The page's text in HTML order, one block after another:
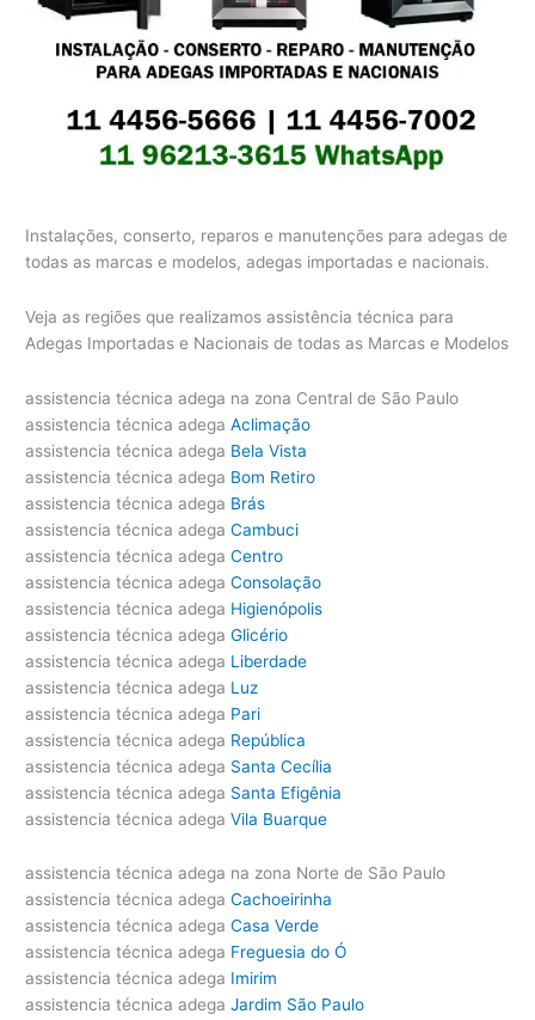
Instalações, conserto, reparos e manutenções para adegas de
todas as marcas e modelos, adegas importadas e nacionais.
Veja as regiões que realizamos assistência técnica para
Adegas Importadas e Nacionais de todas as Marcas e Modelos
assistencia técnica adega na zona Central de São Paulo
assistencia técnica adega Aclimação
assistencia técnica adega Bela Vista
assistencia técnica adega Bom Retiro
assistencia técnica adega Brás
assistencia técnica adega Cambuci
assistencia técnica adega Centro
assistencia técnica adega Consolação
assistencia técnica adega Higienópolis
assistencia técnica adega Glicério
assistencia técnica adega Liberdade
assistencia técnica adega Luz
assistencia técnica adega Pari
assistencia técnica adega República
assistencia técnica adega Santa Cecília
assistencia técnica adega Santa Efigênia
assistencia técnica adega Vila Buarque
assistencia técnica adega na zona Norte de São Paulo
assistencia técnica adega Cachoeirinha
assistencia técnica adega Casa Verde
assistencia técnica adega Freguesia do Ó
assistencia técnica adega Imirim
assistencia técnica adega Jardim São Paulo